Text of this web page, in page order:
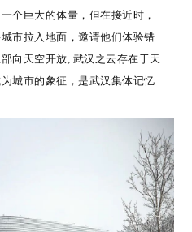
个巨大的体量，但在接近时，
市拉入地面，邀请他们体验错
向天空开放, 武汉之云存在于天
城市的象征，是武汉集体记忆